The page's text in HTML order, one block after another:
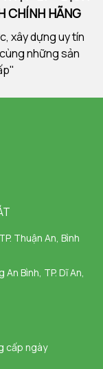
CHÍNH HÃNG
xây dựng uy tín
những sản
Thuận An, Bình
Bình, TP. Dĩ An,
cấp ngày